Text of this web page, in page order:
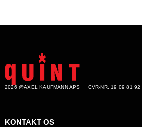
2026 @AXEL KAUFMANN APS CVR-NR. 19 09 81 92
KONTAKT OS